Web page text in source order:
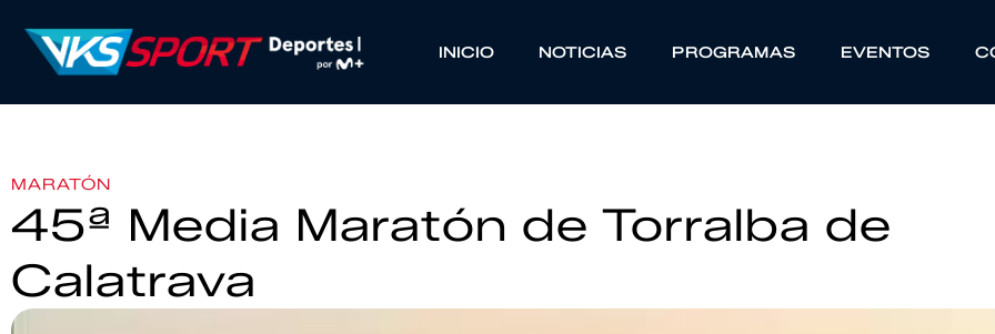
INICIO NOTICIAS PROGRAMAS EVENTOS
MARATÓN
45ª Media Maratón de Torralba de
Calatrava